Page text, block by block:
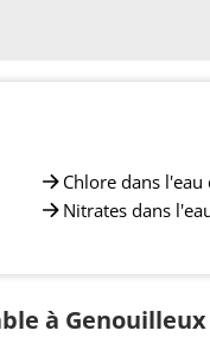
Chlore dans
Nitrates dans
à Genouilleux